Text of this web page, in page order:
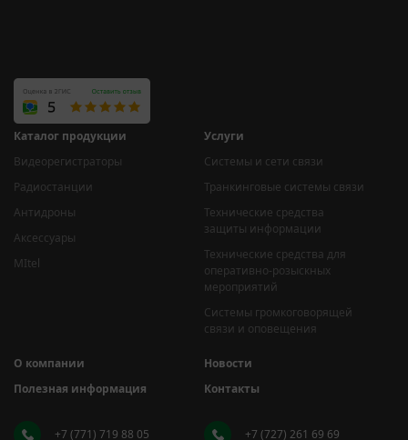
Каталог продукции
Видеорегистраторы
Радиостанции
Антидроны
Аксессуары
MItel
Услуги
Системы и сети связи
Транкинговые системы связи
Технические средства
защиты информации
Технические средства для
оперативно-розыскных
мероприятий
Системы громкоговорящей
связи и оповещения
О компании
Новости
Полезная информация
Контакты
+7 (771) 719 88 05 +7 (727) 261 69 69